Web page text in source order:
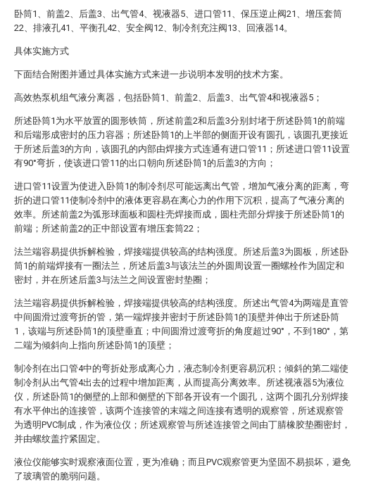
卧筒1、前盖2、后盖3、出气管4、视液器5、进口管11、保压逆止阀21、增压套筒
22、排液孔41、平衡孔42、安全阀12、制冷剂充注阀13、回液器14。
具体实施方式
下面结合附图并通过具体实施方式来进一步说明本发明的技术方案。
高效热泵机组气液分离器，包括卧筒1、前盖2、后盖3、出气管4和视液器5；
所述卧筒1为水平放置的圆形铁筒，所述前盖2和后盖3分别封堵于所述卧筒1的前端
和后端形成密封的压力容器；所述卧筒1的上半部的侧面开设有圆孔，该圆孔更接近
于所述后盖3的方向，该圆孔的内部由焊接方式连通有进口管11；所述进口管11设置
有90°弯折，使该进口管11的出口朝向所述卧筒1的后盖3的方向；
进口管11设置为使进入卧筒1的制冷剂尽可能远离出气管，增加气液分离的距离，弯
折的进口管11使制冷剂中的液体更容易在离心力的作用下沉积，提高了气液分离的
效率。所述前盖2为弧形球面板和圆柱壳焊接而成，圆柱壳部分焊接于所述卧筒1的
前端；所述前盖2的正中部设置有增压套筒22；
法兰端容易提供拆解检验，焊接端提供较高的结构强度。所述后盖3为圆板，所述卧
筒1的前端焊接有一圈法兰，所述后盖3与该法兰的外圆周设置一圈螺栓作为固定和
密封，并在所述后盖3与法兰之间设置密封垫圈；
法兰端容易提供拆解检验，焊接端提供较高的结构强度。所述出气管4为两端是直管
中间圆滑过渡弯折的管，第一端焊接并密封于所述卧筒1的顶壁并伸出于所述卧筒
1，该端与所述卧筒1的顶壁垂直；中间圆滑过渡弯折的角度超过90°，不到180°，第
二端为倾斜向上指向所述卧筒1的顶壁；
制冷剂在出口管4中的弯折处形成离心力，液态制冷剂更容易沉积；倾斜的第二端使
制冷剂从出气管4出去的过程中增加距离，从而提高分离效率。所述视液器5为液位
仪，所述卧筒1的侧壁的上部和侧壁的下部各开设有一个圆孔，这两个圆孔分别焊接
有水平伸出的连接管，该两个连接管的末端之间连接有透明的观察管，所述观察管
为透明PVC制成，作为液位仪；所述观察管与所述连接管之间由丁腈橡胶垫圈密封，
并由螺纹盖拧紧固定。
液位仪能够实时观察液面位置，更为准确；而且PVC观察管更为坚固不易损坏，避免
了玻璃管的脆弱问题。